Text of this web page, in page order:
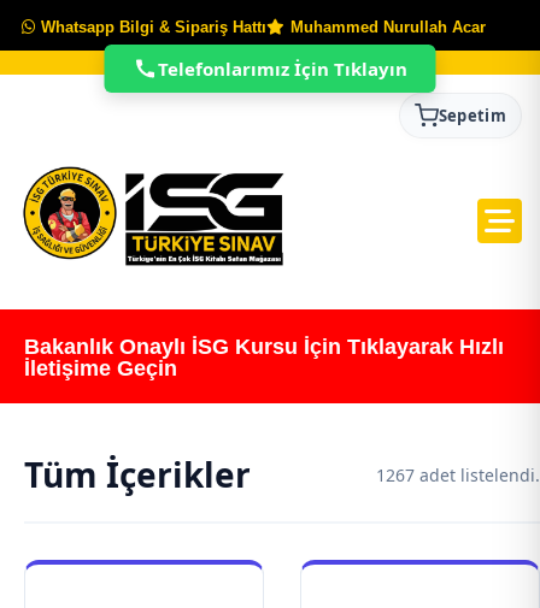
Whatsapp Bilgi & Sipariş Hattı Muhammed Nurullah Acar
Sepetim
Bakanlık Onaylı İSG Kursu İçin Tıklayarak Hızlı
İletişime Geçin
Tüm İçerikler 1267 adet listelendi.
Telefonlarımız İçin Tıklayın